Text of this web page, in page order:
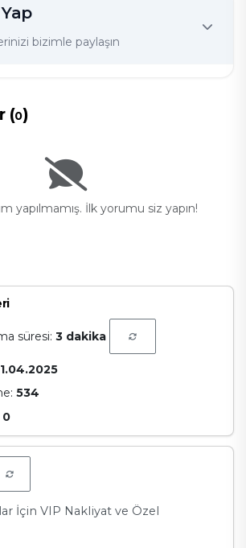
süresi: 3 dakika
534
0
İçin VIP Nakliyat ve Özel
bizimle paylaşın
(0)
yapılmamış. İlk yorumu siz yapın!